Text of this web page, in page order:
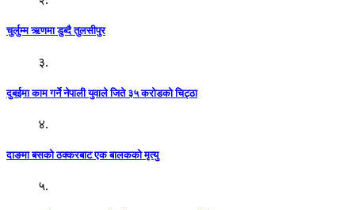
चुर्लुम्म ऋणमा डुब्दै तुलसीपुर
३.
दुबईमा काम गर्ने नेपाली युवाले जिते ३५ करोडको चिट्ठा
४.
दाङमा बसको ठक्करबाट एक बालकको मृत्यु
५.